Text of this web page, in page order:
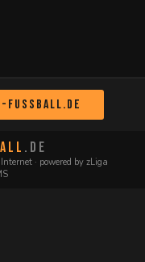
Fussball.de
.DE
· powered by zLiga